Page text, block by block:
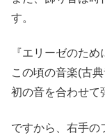
す。
『エリーゼのた
この頃の音楽(古
初の音を合わせて
ですから、右手の